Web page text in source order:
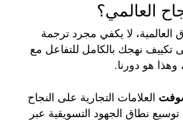
العالمي؟
العالمية، لا يكفي مجرد ترجمة
تكييف نهجك بالكامل للتفاعل مع
وهذا هو دورنا.
العلامات التجارية على النجاح
نطاق الجهود التسويقية عبر